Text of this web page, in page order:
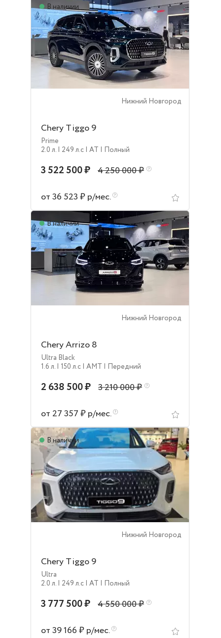
В наличии
Нижний Новгород
Chery Tiggo 9
Prime
2.0 л. | 249 л.c | AT | Полный
3 522 500 ₽ 4 250 000 ₽
от 36 523 ₽ р/мес.
В наличии
Нижний Новгород
Chery Arrizo 8
Ultra Black
1.6 л. | 150 л.c | AMT | Передний
2 638 500 ₽ 3 210 000 ₽
от 27 357 ₽ р/мес.
В наличии
Нижний Новгород
Chery Tiggo 9
Ultra
2.0 л. | 249 л.c | AT | Полный
3 777 500 ₽ 4 550 000 ₽
от 39 166 ₽ р/мес.